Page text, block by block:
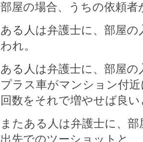
部屋の場合、うちの依頼
ある人は弁護士に、部屋
われ。
ある人は弁護士に、部屋
プラス車がマンション付
回数をそれで増やせば良
またある人は弁護士に、
出先でのツーショットと…